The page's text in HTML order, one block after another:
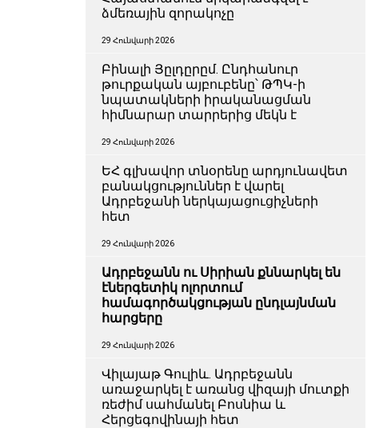
ձմեռային զորակոչը
29 Հունվարի 2026
Բինալի Յըլդըրըմ. Ընդհանուր
թուրքական այբուբենը՝ ԹՊԿ-ի
նպատակների իրականացման
հիմնարար տարրերից մեկն է
29 Հունվարի 2026
ԵՀ գլխավոր տնօրենը արդյունավետ
բանակցություններ է վարել
Ադրբեջանի ներկայացուցիչների
հետ
29 Հունվարի 2026
Ադրբեջանն ու Սիրիան քննարկել են
էներգետիկ ոլորտում
համագործակցության ընդլայնման
հարցերը
29 Հունվարի 2026
Վիլայաթ Գուլիև. Ադրբեջանն
առաջարկել է առանց վիզայի մուտքի
ռեժիմ սահմանել Բոսնիա և
Հերցեգովինայի հետ